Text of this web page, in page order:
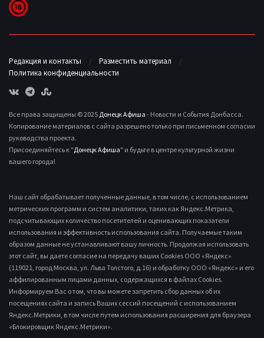
Редакция и контакты
Разместить материал
Политика конфиденциальности
Все права защищены © 2025 Донецк Афиша - Новости и События Донбасса.
Копирование материалов с сайта разрешено только при письменном согласии
руководства проекта.
Присоединяйтесь к "Донецк Афиша" и будьте в центре культурной жизни
вашего города!
Наш сайт обрабатывает полученные данные, в том числе, с использованием
метрических программ и систем аналитики, таких как Яндекс.Метрика,
подсчитывающих количество посетителей и оценивающих показатели
использования и эффективность использования сайта. Получаемые таким
образом данные не устанавливают вашу личность. Продолжая использовать
этот сайт, вы даете согласие на передачу ваших Cookies ООО «Яндекс»
(119021, город Москва, ул. Льва Толстого, д.16) и обработку ООО «Яндекс» и его
аффилированным лицами данных, содержащихся в файлах Cookies.
Информируем Вас о том, что вы можете запретить сбор данных об их
посещениях сайта и запись Ваших сессий посещений с использованием
Яндекс.Метрики, в том числе путем использования расширения для браузера
«Блокировщик Яндекс.Метрики».